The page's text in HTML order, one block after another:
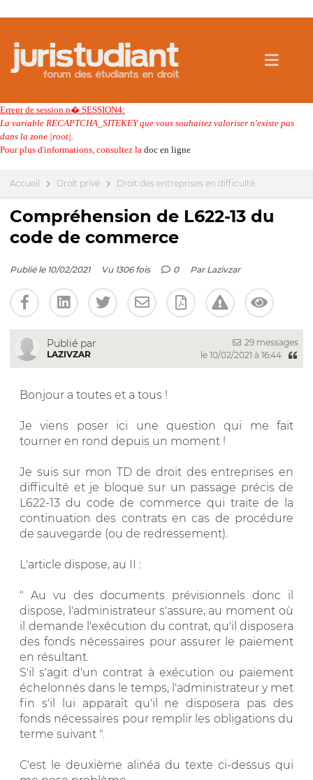
Erreur de session n� SESSION4:
La variable RECAPTCHA_SITEKEY que vous souhaitez valoriser n'existe pas
dans la zone |root|.
Pour plus d'informations, consultez la doc en ligne
Accueil Droit privé Droit des entreprises en difficulté
Compréhension de L622-13 du
code de commerce
Publié le 10/02/2021 Vu 1306 fois 0 Par Lazivzar
Publié par
LAZIVZAR
29 messages
le 10/02/2021 à 16:44
Bonjour a toutes et a tous !
Je viens poser ici une question qui me fait
tourner en rond depuis un moment !
Je suis sur mon TD de droit des entreprises en
difficulté et je bloque sur un passage précis de
L622-13 du code de commerce qui traite de la
continuation des contrats en cas de procédure
de sauvegarde (ou de redressement).
L'article dispose, au II :
" Au vu des documents prévisionnels donc il
dispose, l'administrateur s'assure, au moment où
il demande l'exécution du contrat, qu'il disposera
des fonds nécessaires pour assurer le paiement
en résultant.
S'il s'agit d'un contrat à exécution ou paiement
échelonnés dans le temps, l'administrateur y met
fin s'il lui apparaît qu'il ne disposera pas des
fonds nécessaires pour remplir les obligations du
terme suivant ".
C'est le deuxième alinéa du texte ci-dessus qui